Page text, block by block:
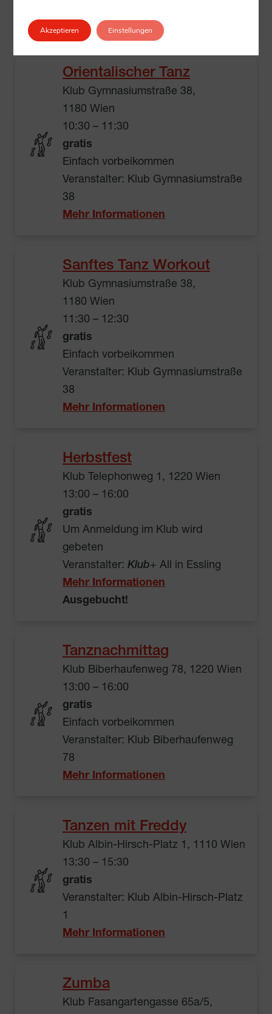
Mehr Informationen
Orientalischer Tanz
Klub Gymnasiumstraße 38,
1180 Wien
10:30 – 11:30
gratis
Einfach vorbeikommen
Veranstalter: Klub Gymnasiumstraße
38
Mehr Informationen
Sanftes Tanz Workout
Klub Gymnasiumstraße 38,
1180 Wien
11:30 – 12:30
gratis
Einfach vorbeikommen
Veranstalter: Klub Gymnasiumstraße
38
Mehr Informationen
Herbstfest
Klub Telephonweg 1, 1220 Wien
13:00 – 16:00
gratis
Um Anmeldung im Klub wird
gebeten
Veranstalter: Klub+ All in Essling
Mehr Informationen
Ausgebucht!
Tanznachmittag
Klub Biberhaufenweg 78, 1220 Wien
13:00 – 16:00
gratis
Einfach vorbeikommen
Veranstalter: Klub Biberhaufenweg
78
Mehr Informationen
Tanzen mit Freddy
Klub Albin-Hirsch-Platz 1, 1110 Wien
13:30 – 15:30
gratis
Veranstalter: Klub Albin-Hirsch-Platz
1
Mehr Informationen
Zumba
Klub Fasangartengasse 65a/5,
Akzeptieren Einstellungen